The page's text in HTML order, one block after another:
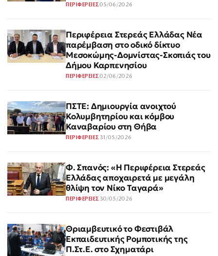
ΠΕΡΙΦΕΡΕΙΕΣ05/06/2026
Περιφέρεια Στερεάς Ελλάδας Νέα
παρέμβαση στο οδικό δίκτυο
Μεσοκώμης-Δομνίστας-Σκοπιάς του
Δήμου Καρπενησίου
ΠΕΡΙΦΕΡΕΙΕΣ02/06/2026
ΠΣΤΕ: Δημιουργία ανοιχτού
Κολυμβητηρίου και κόμβου
Καναβαρίου στη Θήβα
ΠΕΡΙΦΕΡΕΙΕΣ 31/05/2026
Φ. Σπανός: «Η Περιφέρεια Στερεάς
Ελλάδας αποχαιρετά με μεγάλη
θλίψη τον Νίκο Ταγαρά»
ΠΕΡΙΦΕΡΕΙΕΣ 30/05/2026
Θριαμβευτικό το Φεστιβάλ
Εκπαιδευτικής Ρομποτικής της
Π.Στ.Ε. στο Σχηματάρι